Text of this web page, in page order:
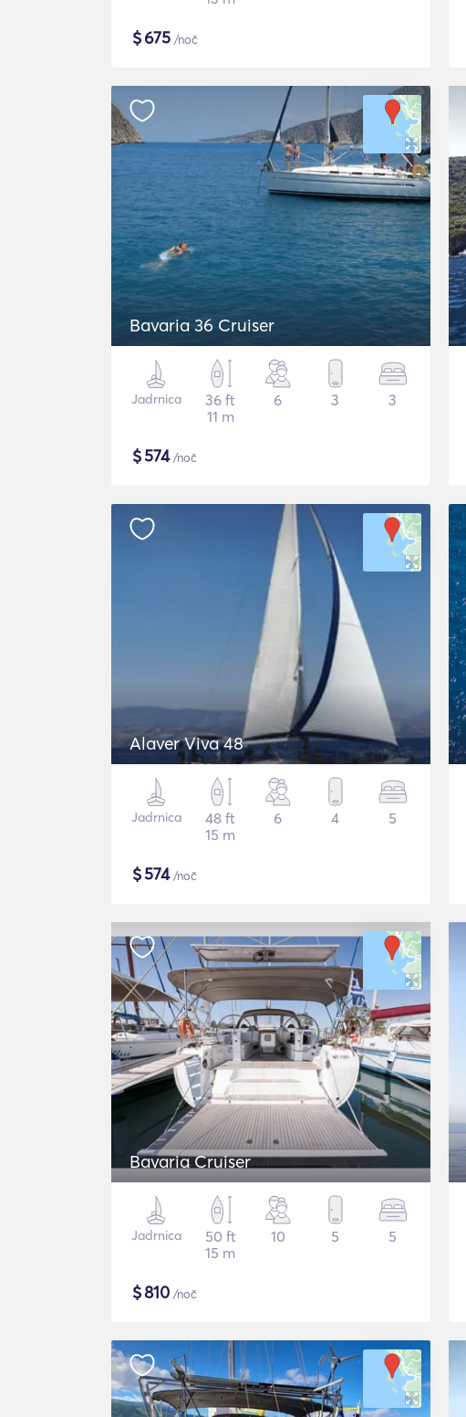
$675 /noč
Bavaria 36 Cruiser
Jadrnica
36 ft
11 m
6 3 3
$574/noč
Alaver Viva 48
Jadrnica
48 ft
15 m
6 4 5
$574/noč
Bavaria Cruiser
Jadrnica
50 ft
15 m
10 5 5
$810 /noč